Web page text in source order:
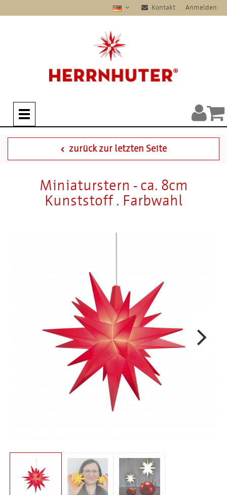
Kontakt Anmelden
zurück zur letzten Seite
Miniaturstern - ca. 8cm
Kunststoff . Farbwahl